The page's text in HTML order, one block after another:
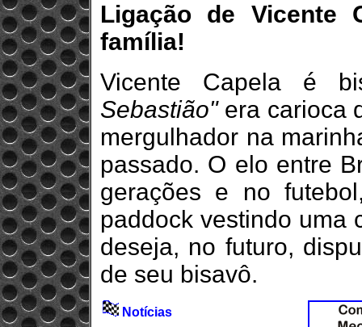
Ligação de Vicente
família!
Vicente Capela é
Sebastião"era carioca
mergulhador na
passado. O elo entre
gerações e no
paddock vestindo uma
deseja, no futuro,
de seu bisavô.
Notícias